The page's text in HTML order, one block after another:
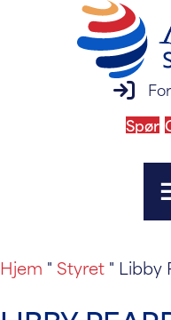
Spør
Hjem " Styret " Libby